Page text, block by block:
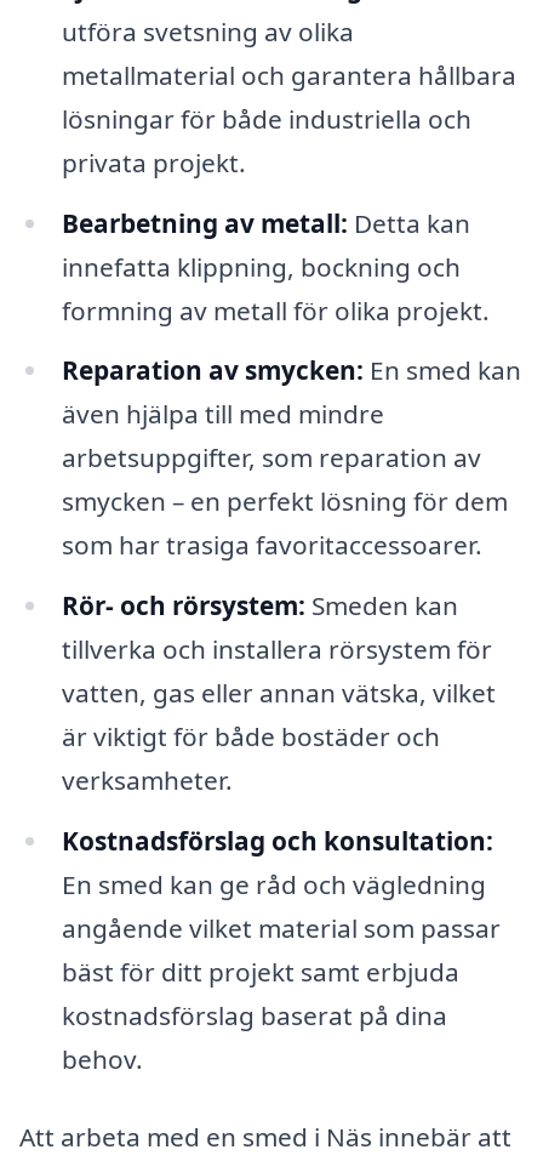
utföra svetsning av olika
metallmaterial och garantera hållbara
lösningar för både industriella och
privata projekt.
Bearbetning av metall: Detta kan
innefatta klippning, bockning och
formning av metall för olika projekt.
Reparation av smycken: En smed kan
även hjälpa till med mindre
arbetsuppgifter, som reparation av
smycken – en perfekt lösning för dem
som har trasiga favoritaccessoarer.
Rör- och rörsystem: Smeden kan
tillverka och installera rörsystem för
vatten, gas eller annan vätska, vilket
är viktigt för både bostäder och
verksamheter.
Kostnadsförslag och konsultation:
En smed kan ge råd och vägledning
angående vilket material som passar
bäst för ditt projekt samt erbjuda
kostnadsförslag baserat på dina
behov.
Att arbeta med en smed i Näs innebär att